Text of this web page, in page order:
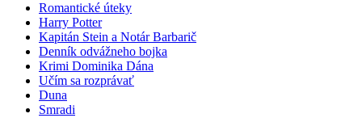
Romantické úteky
Harry Potter
Kapitán Stein a Notár Barbarič
Denník odvážneho bojka
Krimi Dominika Dána
Učím sa rozprávať
Duna
Smradi